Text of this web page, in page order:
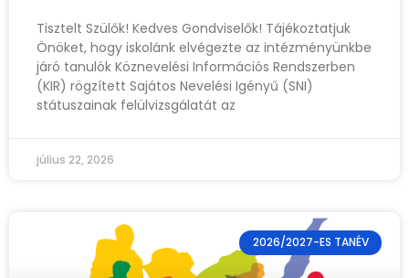
Tisztelt Szülők! Kedves Gondviselők! Tájékoztatjuk
Önöket, hogy iskolánk elvégezte az intézményünkbe
járó tanulók Köznevelési Információs Rendszerben
(KIR) rögzített Sajátos Nevelési Igényű (SNI)
státuszainak felülvizsgálatát az
július 22, 2026
2026/2027-ES TANÉV